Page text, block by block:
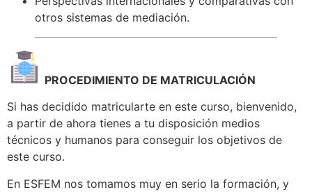
otros sistemas de mediación.
PROCEDIMIENTO DE MATRICULACIÓN
Si has decidido matricularte en este curso, bienvenido,
a partir de ahora tienes a tu disposición medios
técnicos y humanos para conseguir los objetivos de
este curso.
En ESFEM nos tomamos muy en serio la formación, y